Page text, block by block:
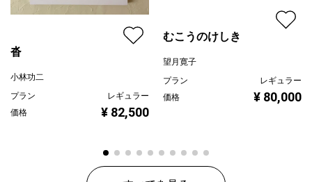
沓
小林功二
プラン
レギュラー
価格
¥ 82,500
むこうのけしき
望月寛子
プラン
レギュラー
価格
¥ 80,000